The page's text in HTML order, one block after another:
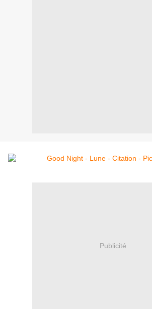
Publicité